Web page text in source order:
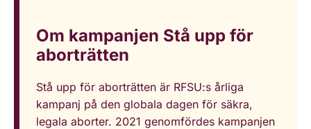
Om kampanjen Stå upp för
aborträtten
Stå upp för aborträtten är RFSU:s årliga
kampanj på den globala dagen för säkra,
legala aborter. 2021 genomfördes kampanjen